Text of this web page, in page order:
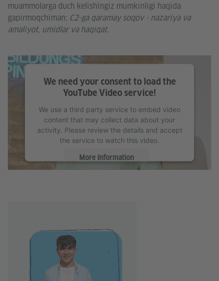
muammolarga duch kelishingiz mumkinligi haqida
gapirmoqchiman: C2-ga qaramay soqov - nazariya va
amaliyot, umidlar va haqiqat.
We need your consent to load the
YouTube Video service!
We use a third party service to embed video
content that may collect data about your
activity. Please review the details and accept
the service to watch this video.
More Information